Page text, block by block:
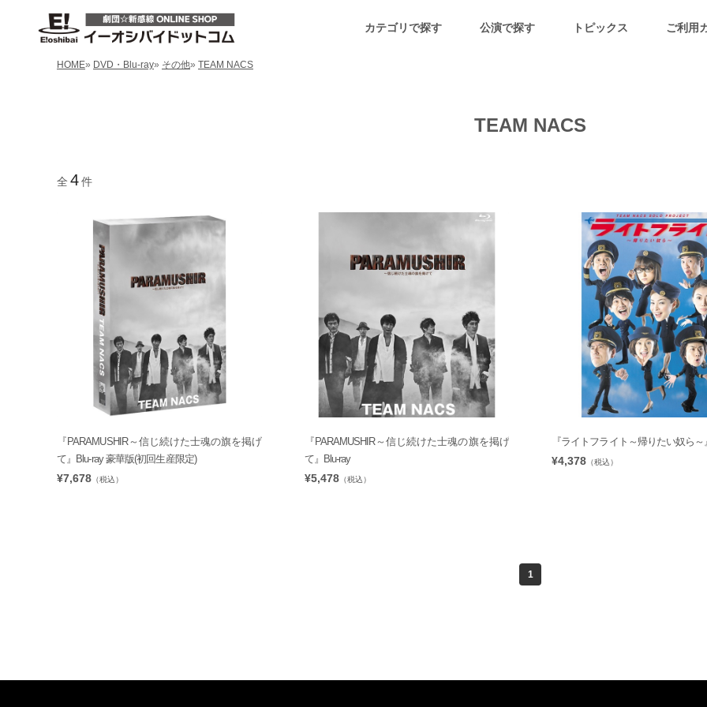
カテゴリで探す 公演で探す トピックス ご利用
HOME» DVD・Blu-ray» その他» TEAM NACS
TEAM NACS
全 4件
『PARAMUSHIR～信じ続けた士魂の旗を掲げ
て』Blu-ray 豪華版(初回生産限定)
¥7,678 （税込）
『PARAMUSHIR～信じ続けた士魂の旗を掲げ
て』Blu-ray
¥5,478（税込）
『ライトフライト～帰りたい奴ら～
¥4,378 （税込）
1